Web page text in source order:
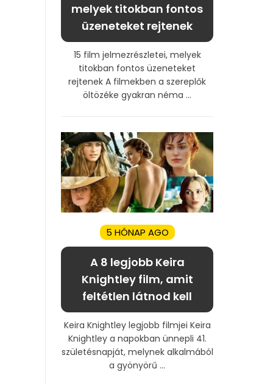
melyek titokban fontos
üzeneteket rejtenek
15 film jelmezrészletei, melyek
titokban fontos üzeneteket
rejtenek A filmekben a szereplők
öltözéke gyakran néma ...
5 HÓNAP AGO
A 8 legjobb Keira
Knightley film, amit
feltétlen látnod kell
Keira Knightley legjobb filmjei Keira
Knightley a napokban ünnepli 41.
születésnapját, melynek alkalmából
a gyönyörű ...